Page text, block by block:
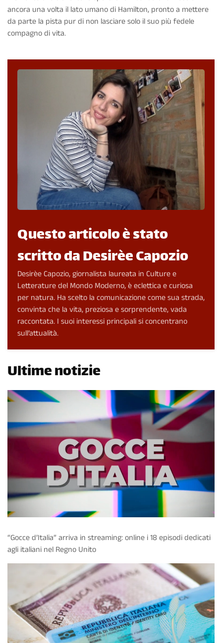
ancora una volta il lato umano di Hamilton, pronto a mettere
da parte la pista pur di non lasciare solo il suo più fedele
compagno di vita.
Questo articolo è stato
scritto da Desirèe Capozio
Desirèe Capozio, giornalista laureata in Culture e
Letterature del Mondo Moderno, è eclettica e curiosa
per natura. Ha scelto la comunicazione come sua strada,
convinta che la vita, preziosa e sorprendente, vada
raccontata. I suoi interessi principali si concentrano
sull’attualità.
Ultime notizie
“Gocce d’Italia” arriva in streaming: online i 18 episodi dedicati
agli italiani nel Regno Unito